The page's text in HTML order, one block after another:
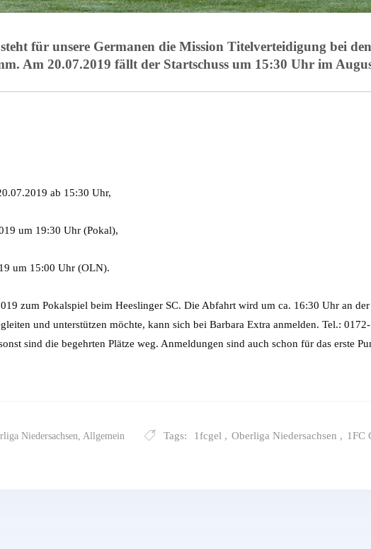
für unsere Germanen die Mission Titelverteidigung bei
Am 20.07.2019 fällt der Startschuss um 15:30 Uhr im
ab 15:30 Uhr,
um 19:30 Uhr (Pokal),
um 15:00 Uhr (OLN).
zum Pokalspiel beim Heeslinger SC. Die Abfahrt wird um ca. 16:30 Uhr an
und unterstützen möchte, kann sich bei Barbara Extra anmelden. Tel.:
sind die begehrten Plätze weg. Anmeldungen sind auch schon für das erste
Niedersachsen Allgemein Tags: 1fcgel , Oberliga Niedersachsen , 1FC